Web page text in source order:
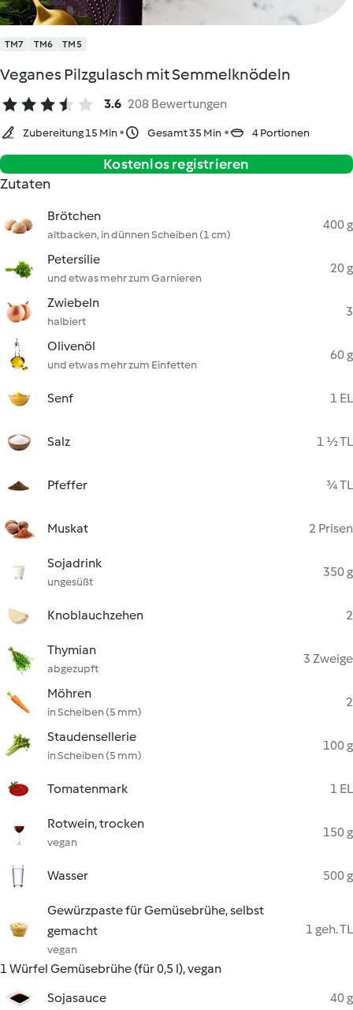
TM7 TM6 TM5
Veganes Pilzgulasch mit Semmelknödeln
3.6 208 Bewertungen
Zubereitung 15 Min Gesamt 35 Min 4 Portionen
Kostenlos registrieren
Zutaten
Brötchen
altbacken, in dünnen Scheiben (1 cm)
400 g
Petersilie
und etwas mehr zum Garnieren
20 g
Zwiebeln
halbiert
3
Olivenöl
und etwas mehr zum Einfetten
60 g
Senf 1 EL
Salz 1 ½ TL
Pfeffer ¾ TL
Muskat 2 Prisen
Sojadrink
ungesüßt
350 g
Knoblauchzehen 2
Thymian
abgezupft
3 Zweige
Möhren
in Scheiben (5 mm)
2
Staudensellerie
in Scheiben (5 mm)
100 g
Tomatenmark 1 EL
Rotwein, trocken
vegan
150 g
Wasser 500 g
Gewürzpaste für Gemüsebrühe, selbst
gemacht
vegan
1 geh. TL
1 Würfel Gemüsebrühe (für 0,5 l), vegan
Sojasauce
40 g